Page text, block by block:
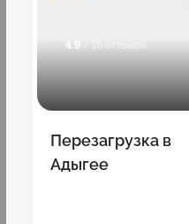
4.9 / 16 отзывов
Перезагрузка в
Адыгее